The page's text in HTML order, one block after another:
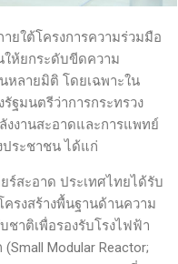
ายใต้โครงการความร่วมมือ
ให้ยกระดับขีดความ
หลายมิติ โดยเฉพาะใน
ฐมนตรีว่าการกระทรวง
งงานสะอาดและการแพทย์
ระชาชน ได้แก่
ร์สะอาด ประเทศไทยได้รับ
รงสร้างพื้นฐานด้านความ
าติเพื่อรองรับโรงไฟฟ้า
Modular Reactor;